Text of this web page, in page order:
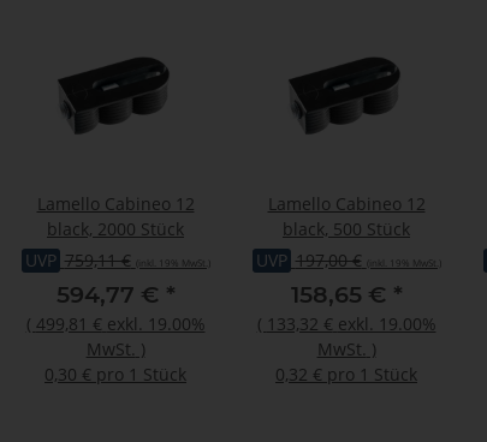
Lamello Cabineo 12
black, 2000 Stück
UVP 759,11 € (inkl. 19% MwSt.)
594,77 € *
( 499,81 € exkl. 19.00%
MwSt. )
0,30 € pro 1 Stück
Lamello Cabineo 12
black, 500 Stück
UVP 197,00 € (inkl. 19% MwSt.)
158,65 € *
( 133,32 € exkl. 19.00%
MwSt. )
0,32 € pro 1 Stück